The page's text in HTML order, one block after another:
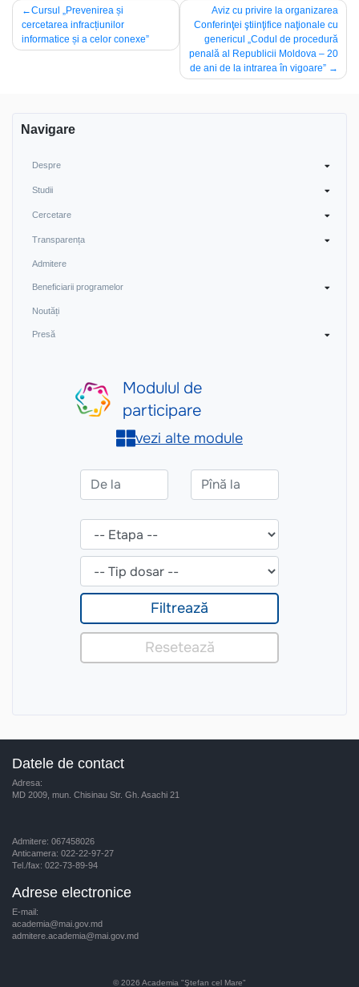
Navigare
în
articole
Cursul „Prevenirea și
cercetarea infracțiunilor
informatice și a celor conexe”
Aviz cu privire la organizarea
Conferinţei ştiinţifice naţionale cu
genericul „Codul de procedură
penală al Republicii Moldova – 20
de ani de la intrarea în vigoare”
Navigare
Despre
Studii
Cercetare
Transparența
Admitere
Beneficiarii programelor
Noutăți
Presă
Datele de contact
Adresa:
MD 2009, mun. Chisinau Str. Gh. Asachi 21
Admitere: 067458026
Anticamera: 022-22-97-27
Tel./fax: 022-73-89-94
Adrese electronice
E-mail:
academia@mai.gov.md
admitere.academia@mai.gov.md
© 2026 Academia "Ştefan cel Mare"